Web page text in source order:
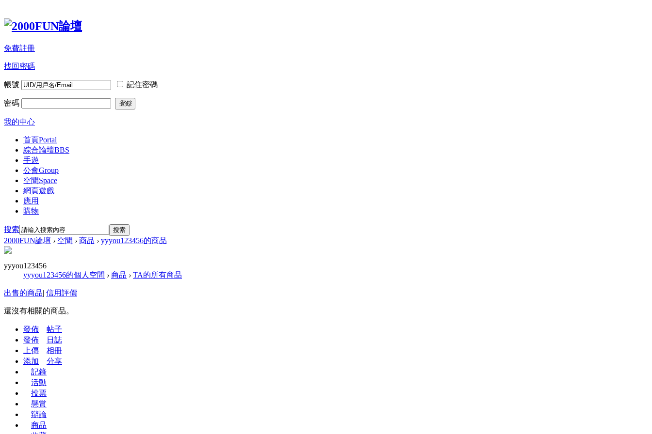
免費註冊
找回密碼
帳號 記住密碼
密碼 登錄
我的中心
首頁Portal
綜合論壇BBS
手遊
公會Group
空間Space
網頁遊戲
應用
購物
搜索 搜索
2000FUN論壇 › 空間 › 商品 › yyyou123456的商品
yyyou123456
yyyou123456的個人空間 › 商品 › TA的所有商品
出售的商品| 信用評價
還沒有相關的商品。
發佈
帖子
發佈
日誌
上傳
相冊
添加
分享
記錄
活動
投票
懸賞
辯論
商品